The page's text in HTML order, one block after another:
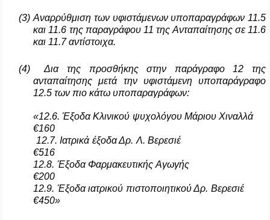
(3) Αναρρύθμιση των υφιστάμενων υποπαραγράφων 11.5
και 11.6 της παραγράφου 11 της Ανταπαίτησης σε 11.6
και 11.7 αντίστοιχα.
(4)
Δια της προσθήκης στην παράγραφο 12 της
ανταπαίτησης μετά την υφιστάμενη υποπαράγραφο
12.5 των πιο κάτω υποπαραγράφων:
«12.6. Έξοδα Κλινικού ψυχολόγου Μάριου Χιναλλά
€160
12.7. Ιατρικά έξοδα Δρ. Λ. Βερεσιέ
€516
12.8. Έξοδα Φαρμακευτικής Αγωγής
€200
12.9. Έξοδα ιατρικού πιστοποιητικού Δρ. Βερεσιέ
€450»